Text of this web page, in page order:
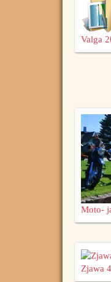
Valga
Moto-
Zjawa 4